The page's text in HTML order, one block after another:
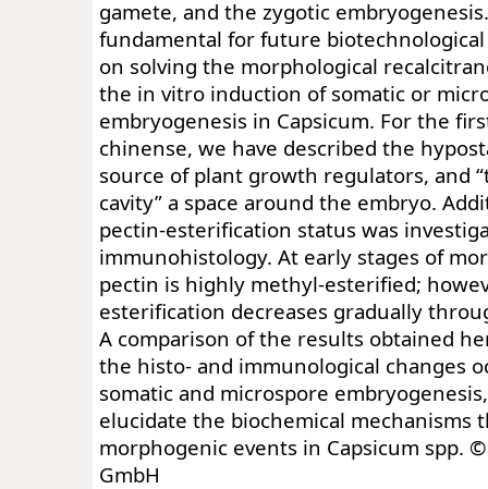
gamete, and the zygotic
fundamental for future
on solving the morphological
the in vitro induction of somatic or
embryogenesis in Capsicum. For the
chinense, we have described the
source of plant growth regulators, and
cavity” a space around the embryo.
pectin-esterification status was
immunohistology. At early stages of
pectin is highly methyl-esterified;
esterification decreases gradually
A comparison of the results obtained
the histo- and immunological changes
somatic and microspore
elucidate the biochemical mechanisms
morphogenic events in Capsicum spp.
GmbH